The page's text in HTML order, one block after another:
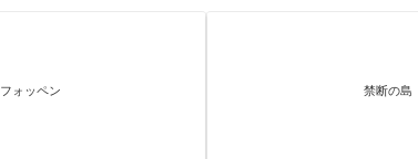
フォッペン 禁断の島